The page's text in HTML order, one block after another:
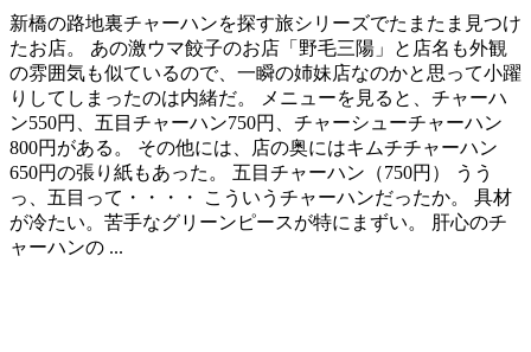
新橋の路地裏チャーハンを探す旅シリーズでたまたま見つけ
たお店。 あの激ウマ餃子のお店「野毛三陽」と店名も外観
の雰囲気も似ているので、一瞬の姉妹店なのかと思って小躍
りしてしまったのは内緒だ。 メニューを見ると、チャーハ
ン550円、五目チャーハン750円、チャーシューチャーハン
800円がある。 その他には、店の奥にはキムチチャーハン
650円の張り紙もあった。 五目チャーハン（750円） うう
っ、五目って・・・・ こういうチャーハンだったか。 具材
が冷たい。苦手なグリーンピースが特にまずい。 肝心のチ
ャーハンの ...